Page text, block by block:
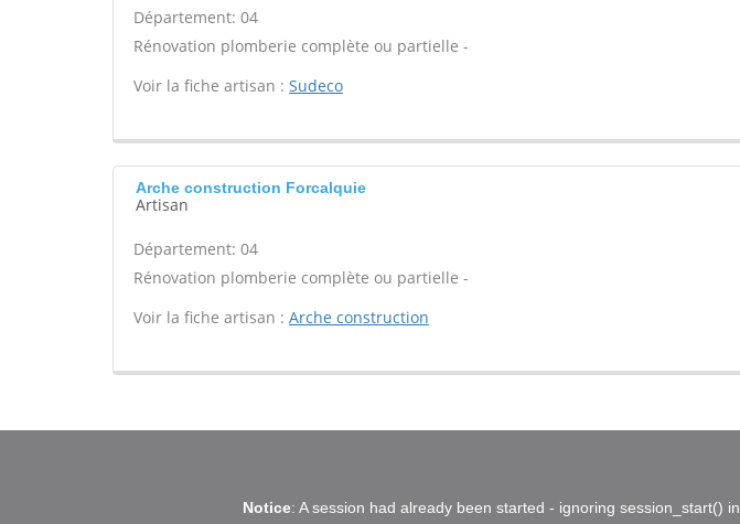
Département: 04
Rénovation plomberie complète ou partielle -
Voir la fiche artisan : Sudeco
Arche construction Forcalquie
Artisan
Département: 04
Rénovation plomberie complète ou partielle -
Voir la fiche artisan : Arche construction
Notice: A session had already been started - ignoring session_start() in